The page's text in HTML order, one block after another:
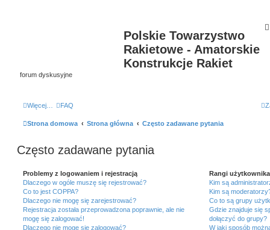
Polskie Towarzystwo
Rakietowe - Amatorskie
Konstrukcje Rakiet
forum dyskusyjne
Więcej… FAQ
Strona domowa Strona główna Często zadawane pytania
Często zadawane pytania
Problemy z logowaniem i rejestracją
Dlaczego w ogóle muszę się rejestrować?
Co to jest COPPA?
Dlaczego nie mogę się zarejestrować?
Rejestracja została przeprowadzona poprawnie, ale nie
mogę się zalogować!
Dlaczego nie mogę się zalogować?
Rangi
Kim są
Kim są
Co to są grupy
Gdzie znajduje się
dołączyć do grupy?
W jaki sposób